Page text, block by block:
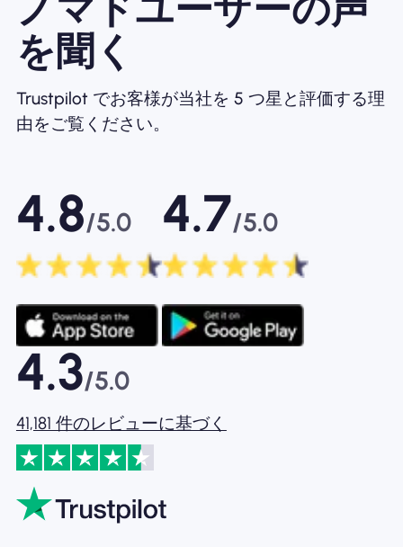
を聞く
Trustpilot でお客様が当社を 5 つ星と評価する理
由をご覧ください。
4.8/5.0 4.7/5.0
4.3/5.0
41,181 件のレビューに基づく